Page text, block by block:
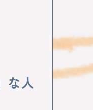
な人